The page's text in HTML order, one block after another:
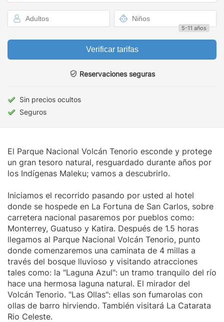
5-11 años
Verificar tarifas
Reservaciones seguras
Sin precios ocultos
Seguros
El Parque Nacional Volcán Tenorio esconde y protege
un gran tesoro natural, resguardado durante años por
los Indígenas Maleku; vamos a descubrirlo.
Iniciamos el recorrido pasando por usted al hotel
donde se hospede en La Fortuna de San Carlos, sobre
carretera nacional pasaremos por pueblos como:
Monterrey, Guatuso y Katira. Después de 1.5 horas
llegamos al Parque Nacional Volcán Tenorio, punto
donde comenzaremos una caminata de 4 millas a
través del bosque lluvioso y visitando atracciones
tales como: la "Laguna Azul": un tramo tranquilo del río
hace una hermosa laguna natural. El mirador del
Volcán Tenorio. "Las Ollas": ellas son fumarolas con
ollas de barro hirviendo. También visitará La Catarata
Rio Celeste.